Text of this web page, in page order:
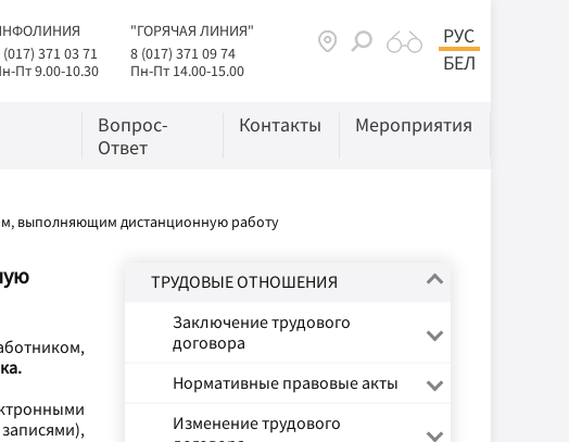
(017) 371 03 71
Пт 9.00-10.30
"ГОРЯЧАЯ ЛИНИЯ"
8 (017) 371 09 74
Пн-Пт 14.00-15.00
РУС
БЕЛ
Вопрос-
Ответ
Контакты Мероприятия
выполняющим дистанционную работу
ТРУДОВЫЕ ОТНОШЕНИЯ
Заключение трудового
договора
Нормативные правовые акты
Изменение трудового